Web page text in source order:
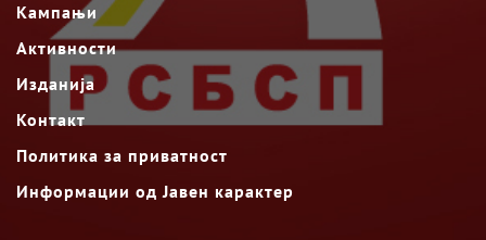
Кампањи
Активности
Изданија
Контакт
Политика за приватност
Информации од Јавен карактер